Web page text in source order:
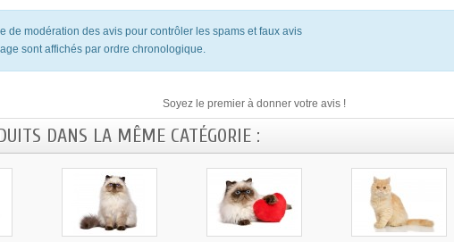
de modération des avis pour contrôler les spams et faux avis
sont affichés par ordre chronologique.
Soyez le premier à donner votre avis !
DANS LA MÊME CATÉGORIE :